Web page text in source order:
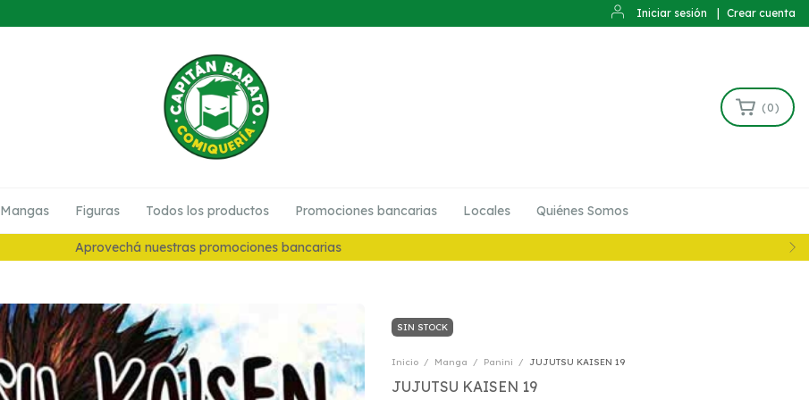
Iniciar sesión Crear cuenta
10% en Preventas
(0)
Mangas Figuras Todos los productos Promociones bancarias Locales Quiénes Somos
SIN STOCK
Inicio / Manga / Panini / JUJUTSU KAISEN 19
JUJUTSU KAISEN 19